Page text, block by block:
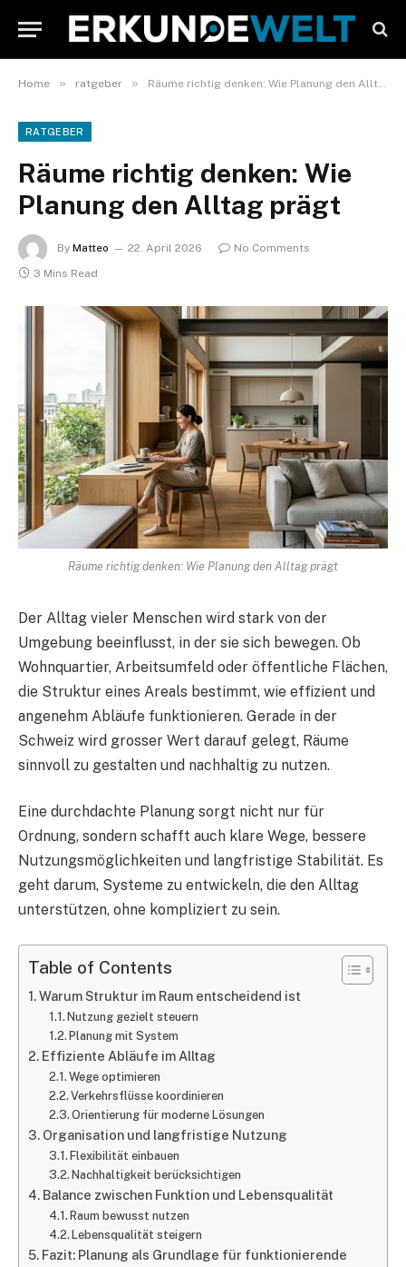
Home » ratgeber » Räume richtig denken: Wie Planung den Alltag prägt
RATGEBER
Räume richtig denken: Wie
Planung den Alltag prägt
By Matteo 22. April 2026
No Comments
3 Mins Read
Räume richtig denken: Wie Planung den Alltag prägt
Der Alltag vieler Menschen wird stark von der
Umgebung beeinflusst, in der sie sich bewegen. Ob
Wohnquartier, Arbeitsumfeld oder öffentliche Flächen,
die Struktur eines Areals bestimmt, wie effizient und
angenehm Abläufe funktionieren. Gerade in der
Schweiz wird grosser Wert darauf gelegt, Räume
sinnvoll zu gestalten und nachhaltig zu nutzen.
Eine durchdachte Planung sorgt nicht nur für
Ordnung, sondern schafft auch klare Wege, bessere
Nutzungsmöglichkeiten und langfristige Stabilität. Es
geht darum, Systeme zu entwickeln, die den Alltag
unterstützen, ohne kompliziert zu sein.
Table of Contents
Warum Struktur im Raum entscheidend ist
Nutzung gezielt steuern
Planung mit System
Effiziente Abläufe im Alltag
Wege optimieren
Verkehrsflüsse koordinieren
Orientierung für moderne Lösungen
Organisation und langfristige Nutzung
Flexibilität einbauen
Nachhaltigkeit berücksichtigen
Balance zwischen Funktion und Lebensqualität
Raum bewusst nutzen
Lebensqualität steigern
Fazit: Planung als Grundlage für funktionierende